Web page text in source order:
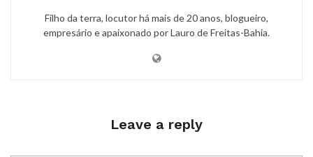
Filho da terra, locutor há mais de 20 anos, blogueiro,
empresário e apaixonado por Lauro de Freitas-Bahia.
Leave a reply